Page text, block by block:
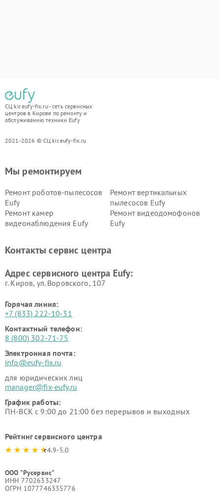
СЦ kir.eufy-fix.ru - сеть сервисных
центров в Кирове по ремонту и
обслуживанию техники Eufy
2021-2026 © СЦ kir.eufy-fix.ru
Мы ремонтируем
Ремонт роботов-пылесосов
Eufy
Ремонт вертикальных
пылесосов Eufy
Ремонт камер
видеонаблюдения Eufy
Ремонт видеодомофонов
Eufy
Контакты сервис центра
Адрес сервисного центра Eufy:
г. Киров, ул. Воровского, 107
Горячая линия:
+7 (833) 222-10-31
Контактный телефон:
8 (800) 302-71-75
Электронная почта:
info@eufy-fix.ru
для юридических лиц
manager@fix-eufy.ru
График работы:
ПН-ВСК с 9:00 до 21:00 без перерывов и выходных
Рейтинг сервисного центра
4.9-5.0
ООО "Русервис"
ИНН 7702633247
ОГРН 1077746335776